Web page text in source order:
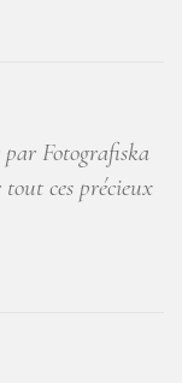
par Fotografiska
ces précieux